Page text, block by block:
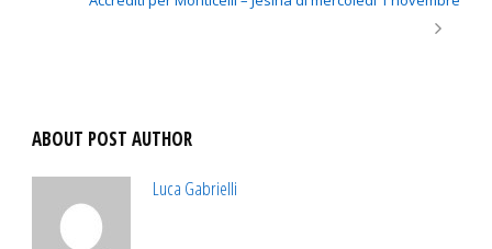
ABOUT POST AUTHOR
Luca Gabrielli